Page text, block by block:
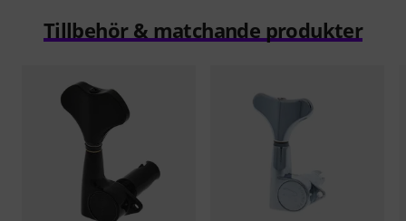
Tillbehör & matchande produkter